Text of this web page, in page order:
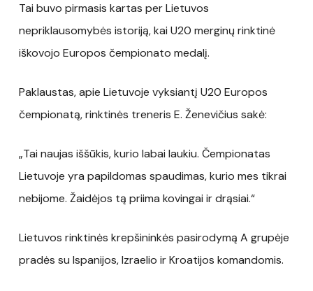
Tai buvo pirmasis kartas per Lietuvos
nepriklausomybės istoriją, kai U20 merginų rinktinė
iškovojo Europos čempionato medalį.
Paklaustas, apie Lietuvoje vyksiantį U20 Europos
čempionatą, rinktinės treneris E. Ženevičius sakė:
„Tai naujas iššūkis, kurio labai laukiu. Čempionatas
Lietuvoje yra papildomas spaudimas, kurio mes tikrai
nebijome. Žaidėjos tą priima kovingai ir drąsiai.“
Lietuvos rinktinės krepšininkės pasirodymą A grupėje
pradės su Ispanijos, Izraelio ir Kroatijos komandomis.